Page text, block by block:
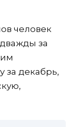
человек
за
за декабрь,